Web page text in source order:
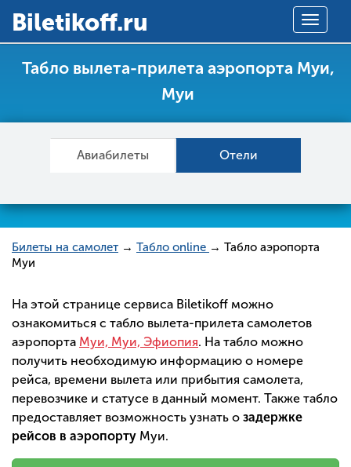
Toggle
Вiletikoff.ru
Табло вылета-прилета аэропорта Муи,
Муи
Авиабилеты Отели
Билеты на самолет → Табло online → Табло аэропорта
Муи
На этой странице сервиса Biletikoff можно
ознакомиться с табло вылета-прилета самолетов
аэропорта Муи, Муи, Эфиопия. На табло можно
получить необходимую информацию о номере
рейса, времени вылета или прибытия самолета,
перевозчике и статусе в данный момент. Также табло
предоставляет возможность узнать о задержке
рейсов в аэропорту Муи.